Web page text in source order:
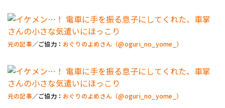
元の記事／ご協力： おぐりのよめさん（@oguri_no_yome_）
元の記事／ご協力： おぐりのよめさん（@oguri_no_yome_）